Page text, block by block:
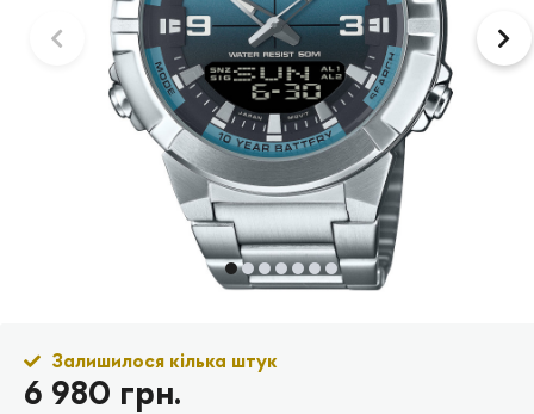
Залишилося кілька штук
6 980 грн.